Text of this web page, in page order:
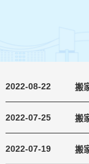
2022-08-22
2022-07-25 搬
2022-07-19 搬